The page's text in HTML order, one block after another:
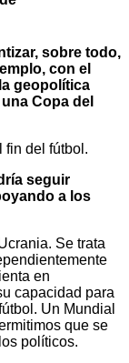
sobre todo,
con el
geopolítica
Copa del
fin del fútbol.
seguir
a los
Se trata
en
capacidad para
Un Mundial
que se
políticos.